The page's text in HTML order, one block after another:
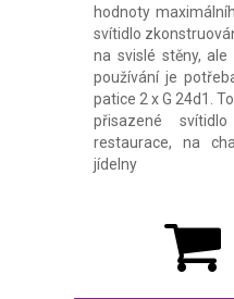
hodnoty
svítidlo
na svislé stěny,
používání je
patice 2 x G 24d1.
přisazené
restaurace, na
jídelny